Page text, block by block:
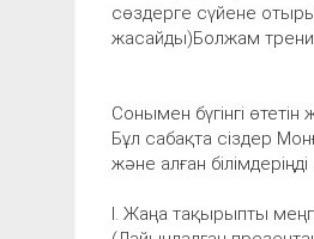
сөздерге сүйене
жасайды)Болжам
Сонымен бүгінгі
Бұл сабақта сіздер
және алған
І. Жаңа тақырыпты